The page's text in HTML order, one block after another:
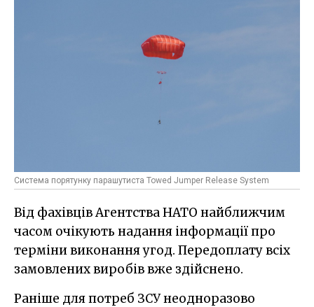
Система порятунку парашутиста Towed Jumper Release System
Від фахівців Агентства НАТО найближчим
часом очікують надання інформації про
терміни виконання угод. Передоплату всіх
замовлених виробів вже здійснено.
Раніше для потреб ЗСУ неодноразово